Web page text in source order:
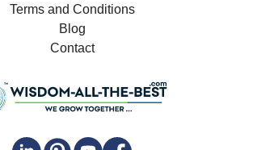
Terms and Conditions
Blog
Contact